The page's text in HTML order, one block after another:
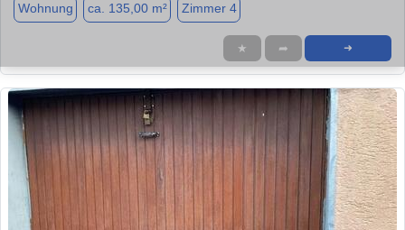
Wohnung ca. 135,00 m² Zimmer 4
★ ➦ ➜